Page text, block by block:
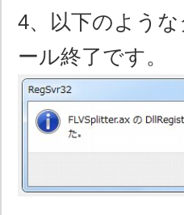
4、以下のよう
ール終了です。